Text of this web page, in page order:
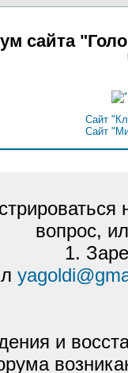
сайта
Сайт
Сайт
вопрос,
1.
и